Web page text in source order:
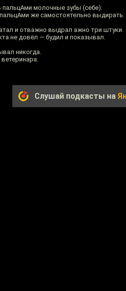
молочные зубы (себе).
же самостоятельно выдирать.
и отважно выдрал ажно три штуки.
не довёл — будил и показывал.
никогда.
Слушай подкасты на